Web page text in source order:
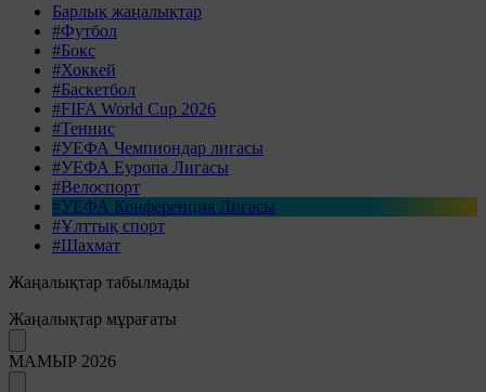
Барлық жаңалықтар
#Футбол
#Бокс
#Хоккей
#Баскетбол
#FIFA World Cup 2026
#Теннис
#УЕФА Чемпиондар лигасы
#УЕФА Еуропа Лигасы
#Велоспорт
#УЕФА Конференция Лигасы
#Ұлттық спорт
#Шахмат
Жаңалықтар табылмады
Жаңалықтар мұрағаты
МАМЫР 2026